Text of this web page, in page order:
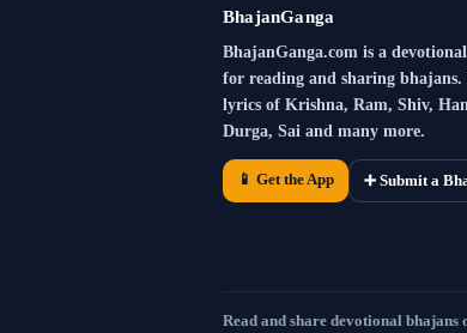
BhajanGanga
BhajanGanga.com is a
for reading and sharing bhajans.
lyrics of Krishna, Ram, Shiv,
Durga, Sai and many more.
📱 Get the App ➕ Submit a
Read and share devotional